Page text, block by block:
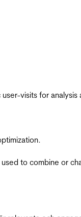
visits for analysis
to combine or